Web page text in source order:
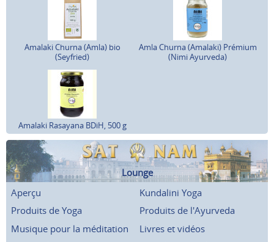
Amalaki Churna (Amla) bio
(Seyfried)
Amla Churna (Amalaki) Prémium
(Nimi Ayurveda)
Amalaki Rasayana BDiH, 500 g
Lounge
Aperçu
Kundalini Yoga
Produits de Yoga
Produits de l'Ayurveda
Musique pour la méditation
Livres et vidéos